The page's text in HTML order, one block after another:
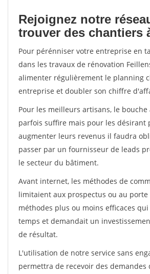
Rejoignez notre
trouver des chantiers
Pour pérénniser votre entreprise en
dans les travaux de rénovation
alimenter régulièrement le planning
entreprise et doubler son chiffre
Pour les meilleurs artisans, le
parfois suffire mais pour les désirant
augmenter leurs revenus il faudra
passer par un fournisseur de leads
le secteur du bâtiment.
Avant internet, les méthodes de
limitaient aux prospectus ou au porte
méthodes plus ou moins efficaces
temps et demandait un
de résultat.
L'utilisation de notre service sans
permettra de recevoir des demandes